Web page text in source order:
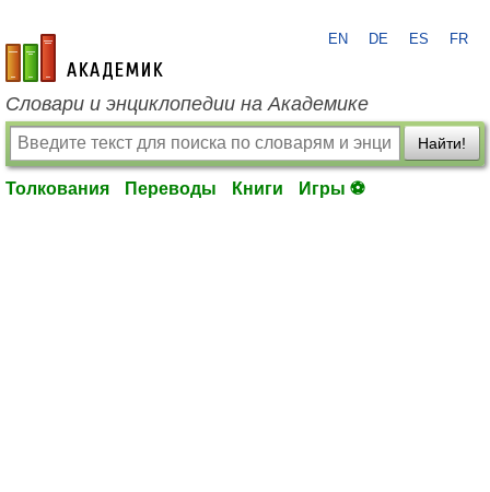
academic.ru
EN DE ES FR
Словари и энциклопедии на Академике
Найти!
Толкования Переводы Книги Игры ⚽